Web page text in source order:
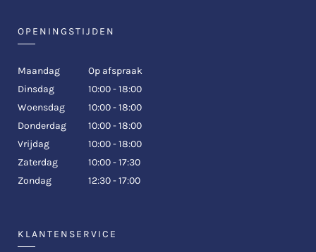
OPENINGSTIJDEN
Maandag
Op afspraak
Dinsdag
10:00 - 18:00
Woensdag
10:00 - 18:00
Donderdag
10:00 - 18:00
Vrijdag
10:00 - 18:00
Zaterdag
10:00 - 17:30
Zondag
12:30 - 17:00
KLANTENSERVICE